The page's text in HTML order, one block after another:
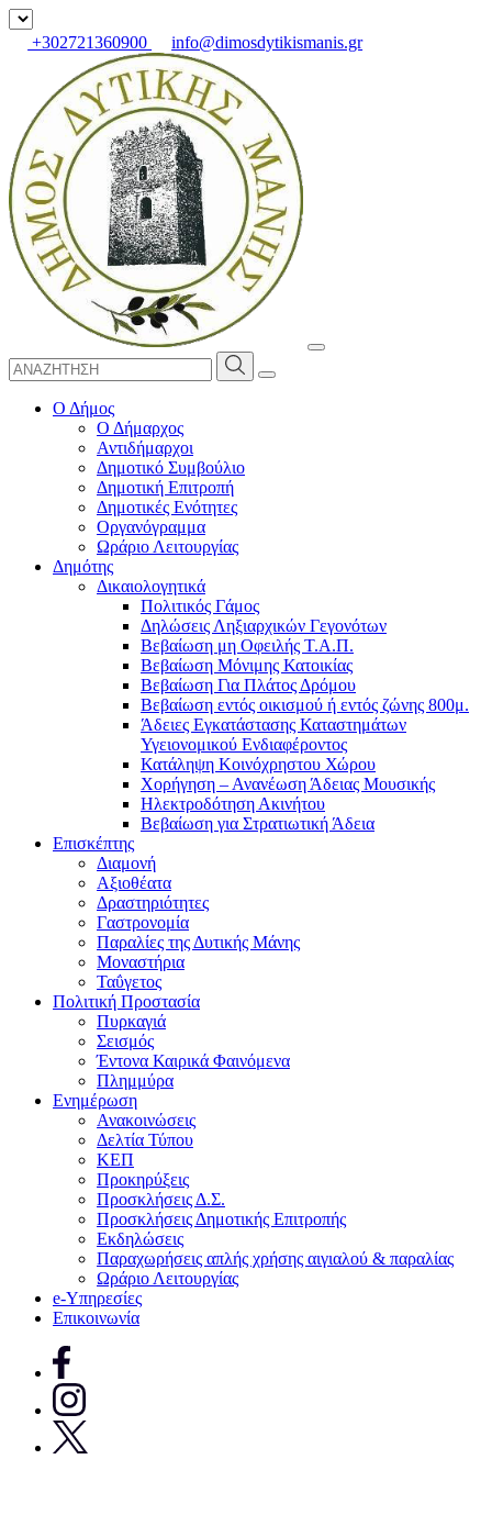
+302721360900 info@dimosdytikismanis.gr
Ο Δήμος
Ο Δήμαρχος
Αντιδήμαρχοι
Δημοτικό Συμβούλιο
Δημοτική Επιτροπή
Δημοτικές Ενότητες
Οργανόγραμμα
Ωράριο Λειτουργίας
Δημότης
Δικαιολογητικά
Πολιτικός Γάμος
Δηλώσεις Ληξιαρχικών Γεγονότων
Βεβαίωση μη Οφειλής Τ.Α.Π.
Βεβαίωση Μόνιμης Κατοικίας
Βεβαίωση Για Πλάτος Δρόμου
Βεβαίωση εντός οικισμού ή εντός ζώνης 800μ.
Άδειες Εγκατάστασης Καταστημάτων
Υγειονομικού Ενδιαφέροντος
Κατάληψη Κοινόχρηστου Χώρου
Χορήγηση – Ανανέωση Άδειας Μουσικής
Ηλεκτροδότηση Ακινήτου
Βεβαίωση για Στρατιωτική Άδεια
Επισκέπτης
Διαμονή
Αξιοθέατα
Δραστηριότητες
Γαστρονομία
Παραλίες της Δυτικής Μάνης
Μοναστήρια
Ταΰγετος
Πολιτική Προστασία
Πυρκαγιά
Σεισμός
Έντονα Καιρικά Φαινόμενα
Πλημμύρα
Ενημέρωση
Ανακοινώσεις
Δελτία Τύπου
ΚΕΠ
Προκηρύξεις
Προσκλήσεις Δ.Σ.
Προσκλήσεις Δημοτικής Επιτροπής
Εκδηλώσεις
Παραχωρήσεις απλής χρήσης αιγιαλού & παραλίας
Ωράριο Λειτουργίας
e-Υπηρεσίες
Επικοινωνία